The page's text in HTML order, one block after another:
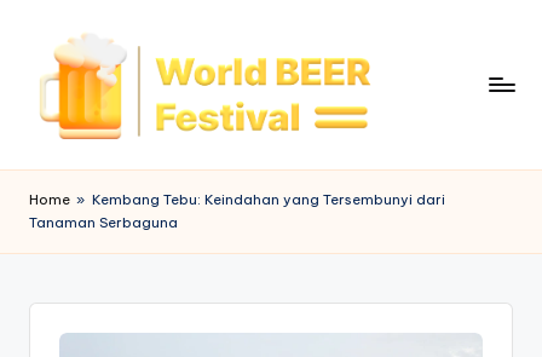
o
rl
B
Home » Kembang Tebu: Keindahan yang Tersembunyi dari
Tanaman Serbaguna